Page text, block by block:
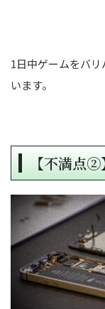
1日中ゲームをバ
います。
【不満点